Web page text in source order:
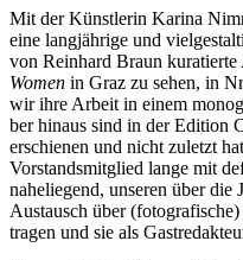
Mit der Künstlerin Karina
eine langjährige und
von Reinhard Braun kuratierte
Women in Graz zu sehen, in
wir ihre Arbeit in einem
ber hinaus sind in der Edition
erschienen und nicht zuletzt
Vorstandsmitglied lange mit
naheliegend, unseren über
Austausch über
tragen und sie als